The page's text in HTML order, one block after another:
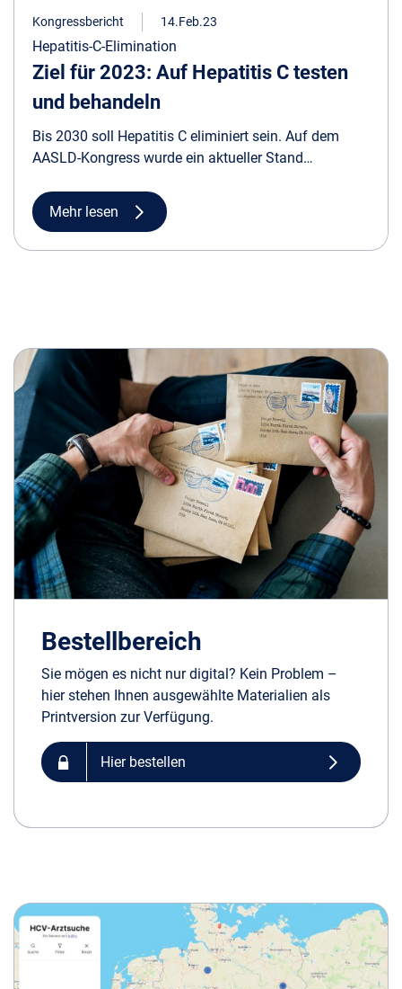
Kongressbericht 14.Feb.23
Hepatitis-C-Elimination
Ziel für 2023: Auf Hepatitis C testen
und behandeln
Bis 2030 soll Hepatitis C eliminiert sein. Auf dem
AASLD-Kongress wurde ein aktueller Stand
einem guten Weg sind, gibt es bei anderen
Aufholbedarf.
Mehr lesen
Bestellbereich
Sie mögen es nicht nur digital? Kein Problem –
hier stehen Ihnen ausgewählte Materialien als
Printversion zur Verfügung.
Hier bestellen